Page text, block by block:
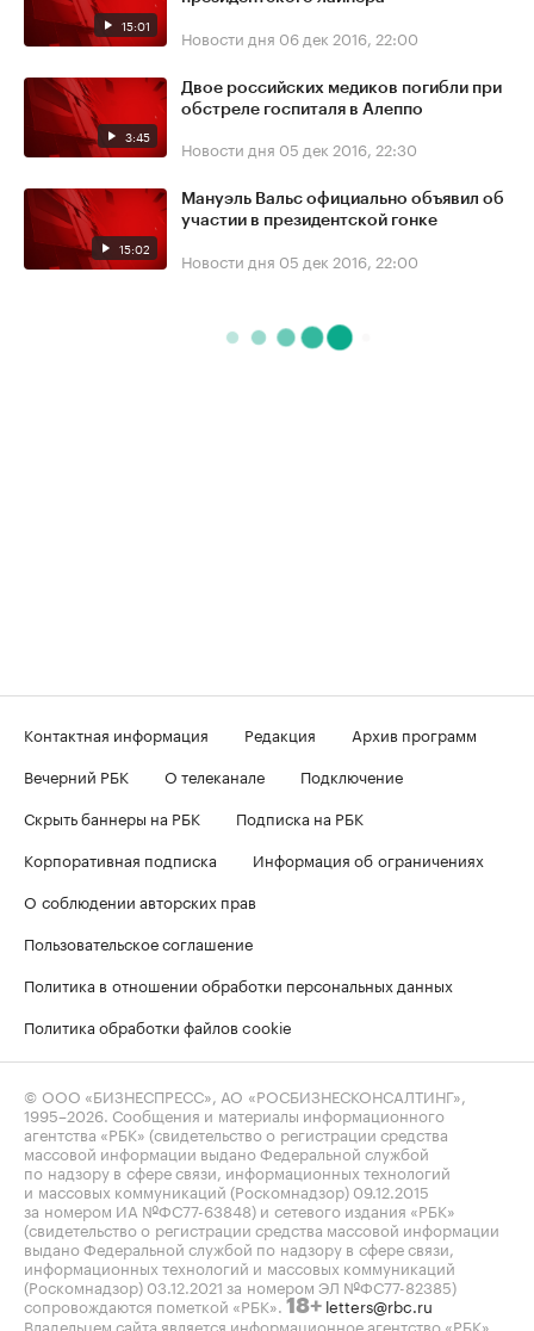
15:01 Новости дня 06 дек 2016, 22:00
3:45
Двое российских медиков погибли при
обстреле госпиталя в Алеппо
Новости дня 05 дек 2016, 22:30
15:02
Мануэль Вальс официально объявил об
участии в президентской гонке
Новости дня 05 дек 2016, 22:00
Контактная информация Редакция
Архив программ
Вечерний РБК
О телеканале
Подключение
Скрыть баннеры на РБК
Подписка на РБК
Корпоративная подписка
Информация об ограничениях
О соблюдении авторских прав
Пользовательское соглашение
Политика в отношении обработки персональных данных
Политика обработки файлов cookie
© ООО «БИЗНЕСПРЕСС», АО «РОСБИЗНЕСКОНСАЛТИНГ»,
1995–2026. Сообщения и материалы информационного
агентства «РБК» (свидетельство о регистрации средства
массовой информации выдано Федеральной службой
по надзору в сфере связи, информационных технологий
и массовых коммуникаций (Роскомнадзор) 09.12.2015
за номером ИА №ФС77-63848) и сетевого издания «РБК»
(свидетельство о регистрации средства массовой информации
выдано Федеральной службой по надзору в сфере связи,
информационных технологий и массовых коммуникаций
(Роскомнадзор) 03.12.2021 за номером ЭЛ №ФС77-82385)
сопровождаются пометкой «РБК». 18+ letters@rbc.ru
Владельцем сайта является информационное агентство «РБК».